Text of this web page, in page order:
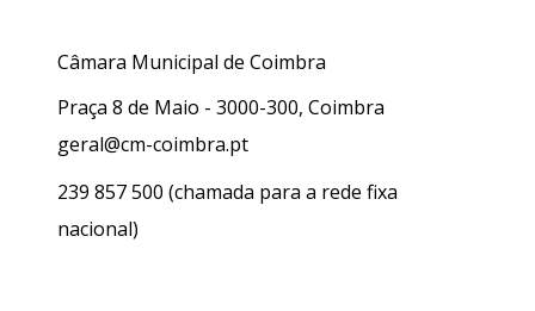
Câmara Municipal de Coimbra
Praça 8 de Maio - 3000-300, Coimbra
geral@cm-coimbra.pt
239 857 500 (chamada para a rede fixa
nacional)